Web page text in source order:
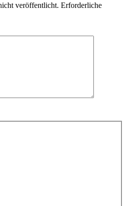
veröffentlicht. Erforderliche